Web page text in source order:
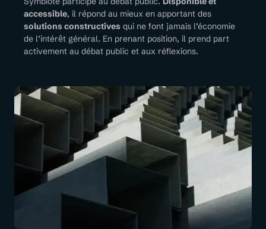
accessible, il répond au mieux en apportant des
solutions constructives qui ne font jamais l’économie
de l’intérêt général. En prenant position, il prend part
activement au débat public et aux réflexions.